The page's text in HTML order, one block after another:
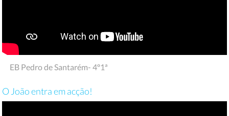
EB Pedro de Santarém- 4º1ª
O João entra em acção!